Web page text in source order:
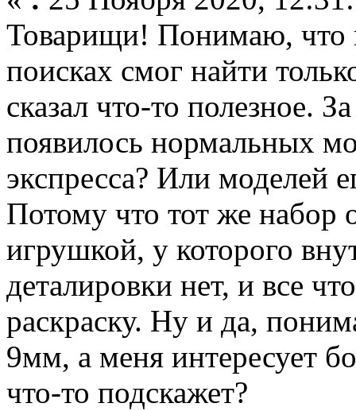
Товарищи! Понимаю, что
поисках смог найти
сказал что-то полезное.
появилось нормальных
экспресса? Или моделей
Потому что тот же набор
игрушкой, у которого
деталировки нет, и все
раскраску. Ну и да,
9мм, а меня интересует
что-то подскажет?